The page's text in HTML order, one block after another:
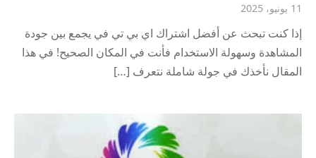
11 يونيو، 2025
إذا كنت تبحث عن أفضل اشتراك اي بي تي في يجمع بين جودة
المشاهدة وسهولة الاستخدام فأنت في المكان الصحيح! في هذا
المقال نأخذك في جولة شاملة نتعرف […]